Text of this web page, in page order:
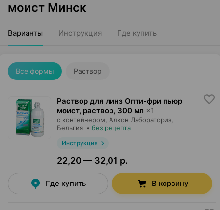
моист Минск
Варианты Инструкция Где купить
Все формы Раствор
Раствор для линз Опти-фри пьюр
моист, раствор, 300 мл ×1
с контейнером, Алкон Лабораториз
Бельгия • без рецепта
Инструкция
22,20 — 32,01 р.
Где купить В корзину